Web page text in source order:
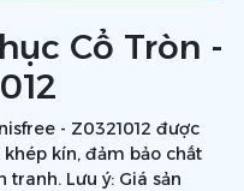
Cổ Tròn -
- Z0321012 được
kín, đảm bảo chất
Lưu ý: Giá sản